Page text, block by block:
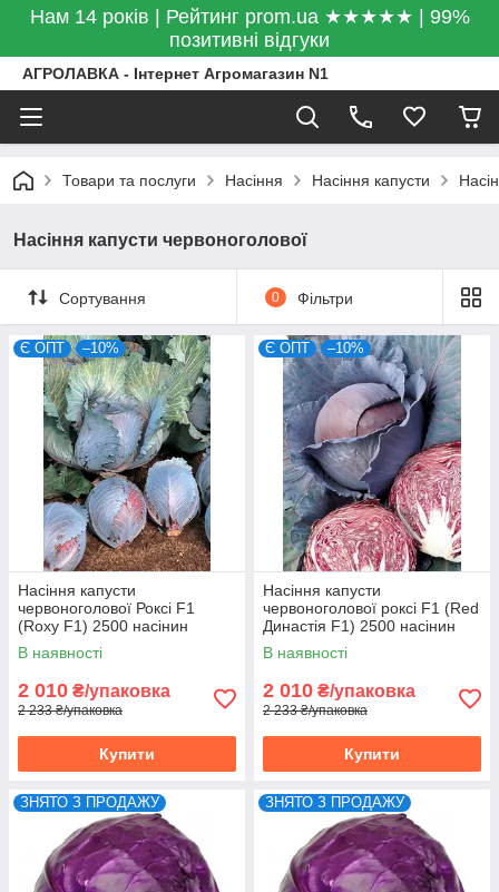
Нам 14 років | Рейтинг prom.ua ★★★★★ | 99%
позитивні відгуки
АГРОЛАВКА - Інтернет Агромагазин N1
Товари та послуги Насіння Насіння капусти
Насіння капусти червоноголової
Сортування 0 Фільтри
Є ОПТ –10%
Насіння капусти
червоноголової Роксі F1
(Roxy F1) 2500 насінин
Seminis (Голландія)
В наявності
2 010 ₴/упаковка
2 233 ₴/упаковка
Купити
Є ОПТ –10%
Насіння капусти
червоноголової роксі F1 (Red
Династія F1) 2500 насінин
Seminis (Голландія)
В наявності
2 010 ₴/упаковка
2 233 ₴/упаковка
Купити
ЗНЯТО З ПРОДАЖУ ЗНЯТО З ПРОДАЖУ